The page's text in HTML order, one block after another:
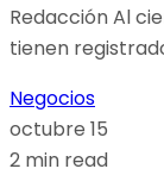
Redacción Al
tienen
Negocios
octubre 15
2 min read